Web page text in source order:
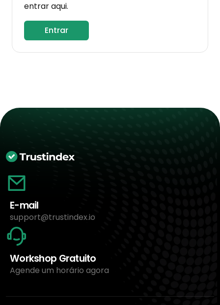
entrar aqui.
Entrar
E-mail
support@trustindex.io
Workshop Gratuito
Agende um horário agora